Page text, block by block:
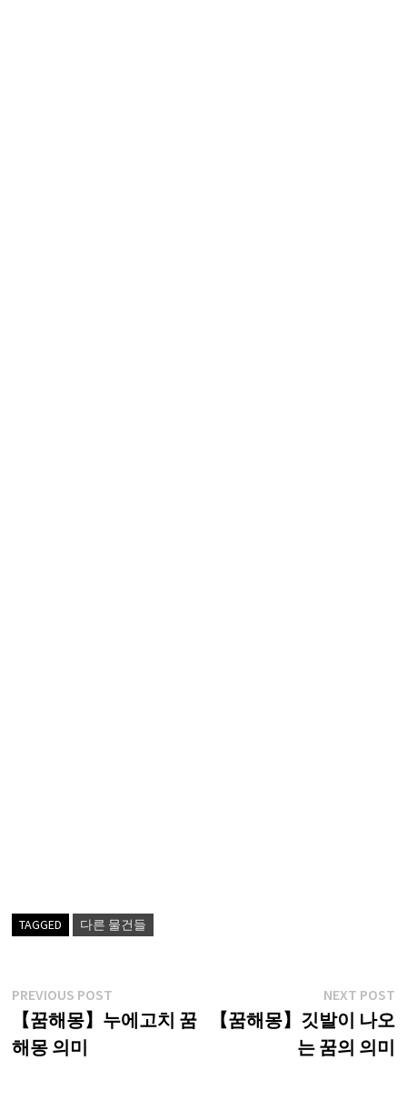
TAGGED 다른 물건들
글
탐
색
PREVIOUS POSTPrevious
post:
【꿈해몽】누에고치 꿈
해몽 의미
NEXT POST
【꿈해몽】깃발이 나오
는 꿈의 의미